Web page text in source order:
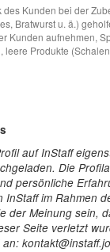
des Kunden bei der
Bratwurst u. ä.)
Kunden aufnehmen,
leere Produkte
auf InStaff
Die
persönliche
InStaff im Rahmen
der Meinung sein,
Seite verletzt